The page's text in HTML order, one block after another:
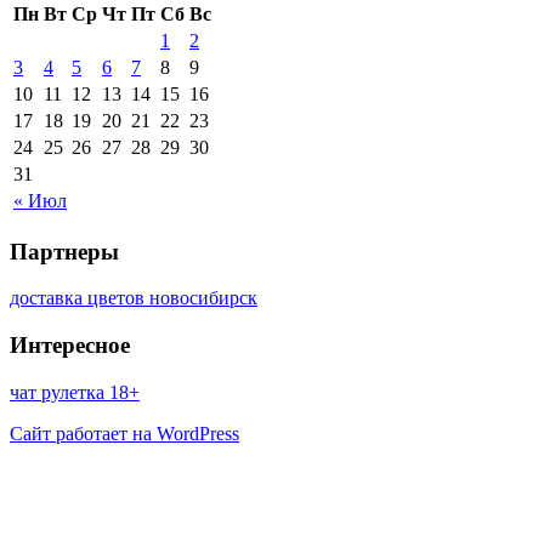
Пн Вт Ср Чт Пт Сб Вс
« Июл
1
2
3
4 5 6 7 8
9
10 11 12 13 14 15 16
17 18 19 20 21 22 23
24 25 26 27 28 29 30
31
Партнеры
доставка цветов новосибирск
Интересное
чат рулетка 18+
Сайт работает на WordPress